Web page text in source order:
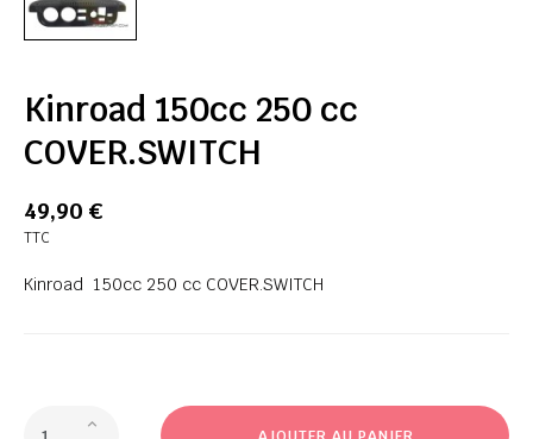
Kinroad 150cc 250 cc
COVER.SWITCH
49,90 €
TTC
Kinroad 150cc 250 cc COVER.SWITCH